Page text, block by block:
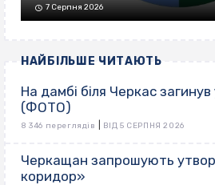
7 Серпня 2026
НАЙБІЛЬШЕ ЧИТАЮТЬ
На дамбі біля Черкас
(ФОТО)
8 346 переглядів ВІД 5 СЕРПНЯ 2026
Черкащан запрошують
коридор»